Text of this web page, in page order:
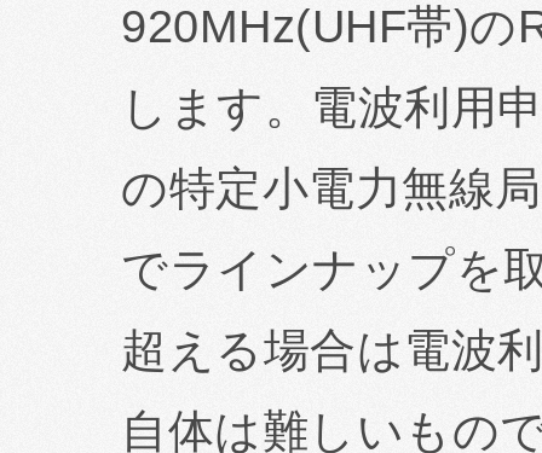
920MHz(UHF帯)の
します。電波利用
の特定小電力無線
でラインナップを
超える場合は電波
自体は難しいもの